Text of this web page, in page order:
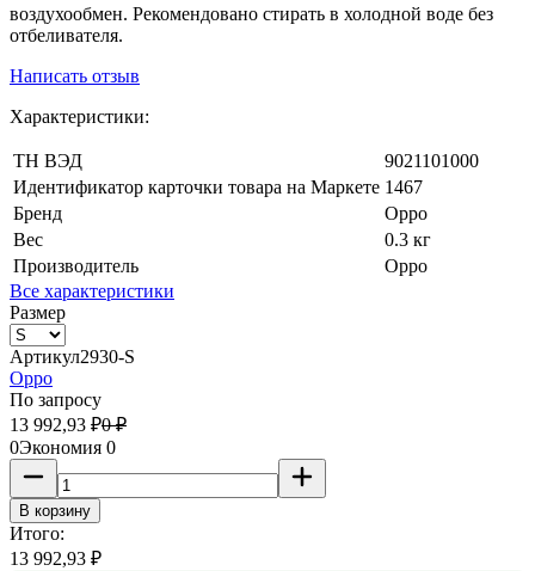
воздухообмен. Рекомендовано стирать в холодной воде без
отбеливателя.
Написать отзыв
Характеристики:
ТН ВЭД
9021101000
Идентификатор карточки товара на Маркете 1467
Бренд
Oppo
Вес
0.3 кг
Производитель
Oppo
Все характеристики
Размер
Артикул2930-S
Oppo
По запросу
13 992,93 ₽0 ₽
0Экономия 0
В корзину
Итого:
13 992,93 ₽